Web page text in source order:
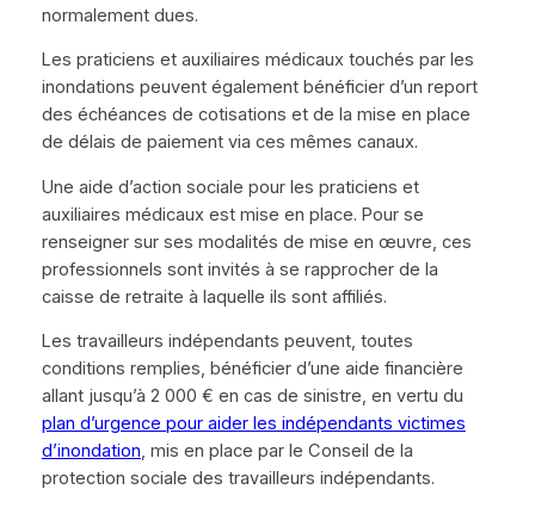
normalement dues.
Les praticiens et auxiliaires médicaux touchés par les
inondations peuvent également bénéficier d’un report
des échéances de cotisations et de la mise en place
de délais de paiement via ces mêmes canaux.
Une aide d’action sociale pour les praticiens et
auxiliaires médicaux est mise en place. Pour se
renseigner sur ses modalités de mise en œuvre, ces
professionnels sont invités à se rapprocher de la
caisse de retraite à laquelle ils sont affiliés.
Les travailleurs indépendants peuvent, toutes
conditions remplies, bénéficier d’une aide financière
allant jusqu’à 2 000 € en cas de sinistre, en vertu du
plan d’urgence pour aider les indépendants victimes
d’inondation, mis en place par le Conseil de la
protection sociale des travailleurs indépendants.